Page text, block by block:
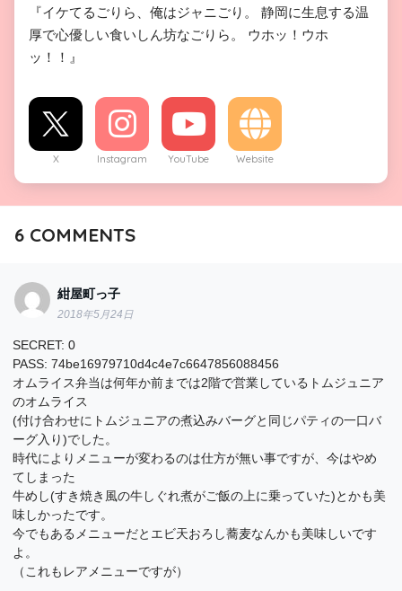
『イケてるごりら、俺はジャニごり。 静岡に生息する温
厚で心優しい食いしん坊なごりら。 ウホッ！ウホ
ッ！！』
X Instagram YouTube Website
6COMMENTS
紺屋町っ子
2018年5月24日
SECRET: 0
PASS: 74be16979710d4c4e7c6647856088456
オムライス弁当は何年か前までは2階で営業しているトムジュニア
のオムライス
(付け合わせにトムジュニアの煮込みバーグと同じパティの一口バ
ーグ入り)でした。
時代によりメニューが変わるのは仕方が無い事ですが、今はやめ
てしまった
牛めし(すき焼き風の牛しぐれ煮がご飯の上に乗っていた)とかも美
味しかったです。
今でもあるメニューだとエビ天おろし蕎麦なんかも美味しいです
よ。
（これもレアメニューですが）